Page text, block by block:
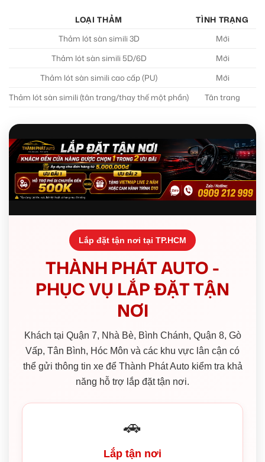
LOẠI THẢM TÌNH TRẠNG
Thảm lót sàn simili 3D
Mới
Thảm lót sàn simili 5D/6D
Mới
Thảm lót sàn simili cao cấp (PU)
Mới
Thảm lót sàn simili (tân trang/thay thế một phần)
Tân trang
Lắp đặt tận nơi tại TP.HCM
THÀNH PHÁT AUTO -
PHỤC VỤ LẮP ĐẶT TẬN
NƠI
Khách tại Quận 7, Nhà Bè, Bình Chánh, Quận 8, Gò
Vấp, Tân Bình, Hóc Môn và các khu vực lân cận có
thể gửi thông tin xe để Thành Phát Auto kiểm tra khả
năng hỗ trợ lắp đặt tận nơi.
🚗
Lắp tận nơi